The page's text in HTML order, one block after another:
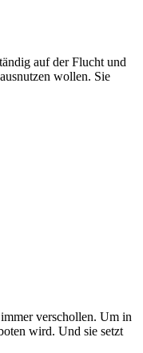
auf der Flucht und
wollen. Sie
verschollen. Um in
wird. Und sie setzt